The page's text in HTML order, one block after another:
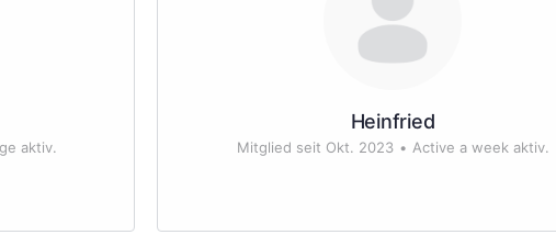
aktiv.
Heinfried
Mitglied seit Okt. 2023 • Active a week aktiv.